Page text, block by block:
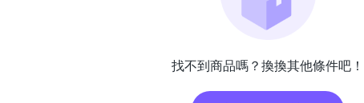
找不到商品嗎？換換其他條件吧！